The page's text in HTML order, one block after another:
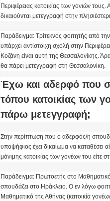
Περιφέρειας κατοικίας των γονιών
δικαιούνται μετεγγραφή στην
Παράδειγμα: Τρίτεκνος φοιτητής από
υπάρχει αντίστοιχη σχολή στην
Κοζάνη είναι αυτή της Θεσσαλονίκης.
θα πάρει μετεγγραφή στη Θεσσαλονίκη.
Έχω και αδερφό που
τόπου κατοικίας των
πάρω μετεγγραφή;
Στην περίπτωση που ο αδερφός/η
υποψήφιος έχει δικαίωμα να καταθέσει
μόνιμης κατοικίας των γονέων του είτε
Παράδειγμα: Πρωτοετής στο
σπουδάζει στο Ηράκλειο. Ο εν λόγω
Μαθηματικό της Αθήνας (κατοικία